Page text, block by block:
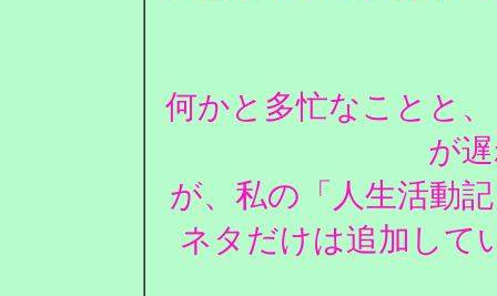
何かと多忙なことと
が
が、私の「人生活動
ネタだけは追加して